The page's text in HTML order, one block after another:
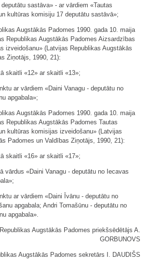
sastāva» - ar vārdiem «Tautas
kultūras komisiju 17 deputātu sastāvā»;
Augstākās Padomes 1990. gada 10. maija
Republikas Augstākās Padomes Aizsardzības
izveidošanu» (Latvijas Republikas Augstākās
Ziņotājs, 1990, 21):
skaitli «12» ar skaitli «13»;
ar vārdiem «Daini Vanagu - deputātu no
apgabala»;
Augstākās Padomes 1990. gada 10. maija
Republikas Augstākās Padomes Tautas
kultūras komisijas izveidošanu» (Latvijas
Padomes un Valdības Ziņotājs, 1990, 21):
skaitli «16» ar skaitli «17»;
vārdus «Daini Vanagu - deputātu no Iecavas
ar vārdiem «Daini Īvānu - deputātu no
apgabala; Andri Tomašūnu - deputātu no
apgabala».
Augstākās Padomes priekšsēdētājs A.
GORBUNOVS
Augstākās Padomes sekretārs I. DAUDIŠS